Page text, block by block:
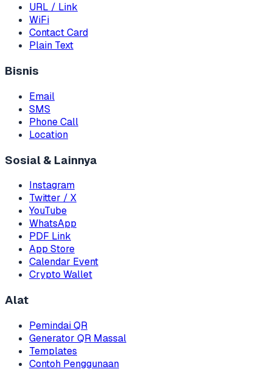
URL / Link
WiFi
Contact Card
Plain Text
Bisnis
Email
SMS
Phone Call
Location
Sosial & Lainnya
Instagram
Twitter / X
YouTube
WhatsApp
PDF Link
App Store
Calendar Event
Crypto Wallet
Alat
Pemindai QR
Generator QR Massal
Templates
Contoh Penggunaan